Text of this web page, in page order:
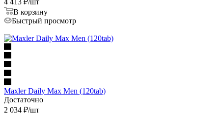
В корзину
Быстрый просмотр
Maxler Daily Max Men (120tab)
Достаточно
2 034 ₽/шт